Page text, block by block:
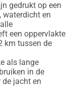
gedrukt op een
waterdicht en
een oppervlakte
km tussen de
als lange
in de
de jacht en